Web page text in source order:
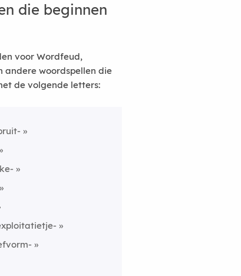
die beginnen
voor Wordfeud,
andere woordspellen die
de volgende letters: